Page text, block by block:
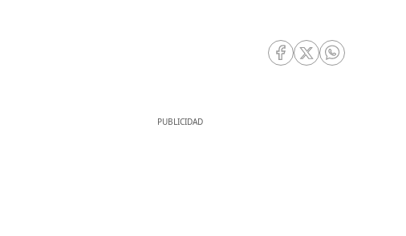
RRSS Facebook
RRSS Twitter
RRSS